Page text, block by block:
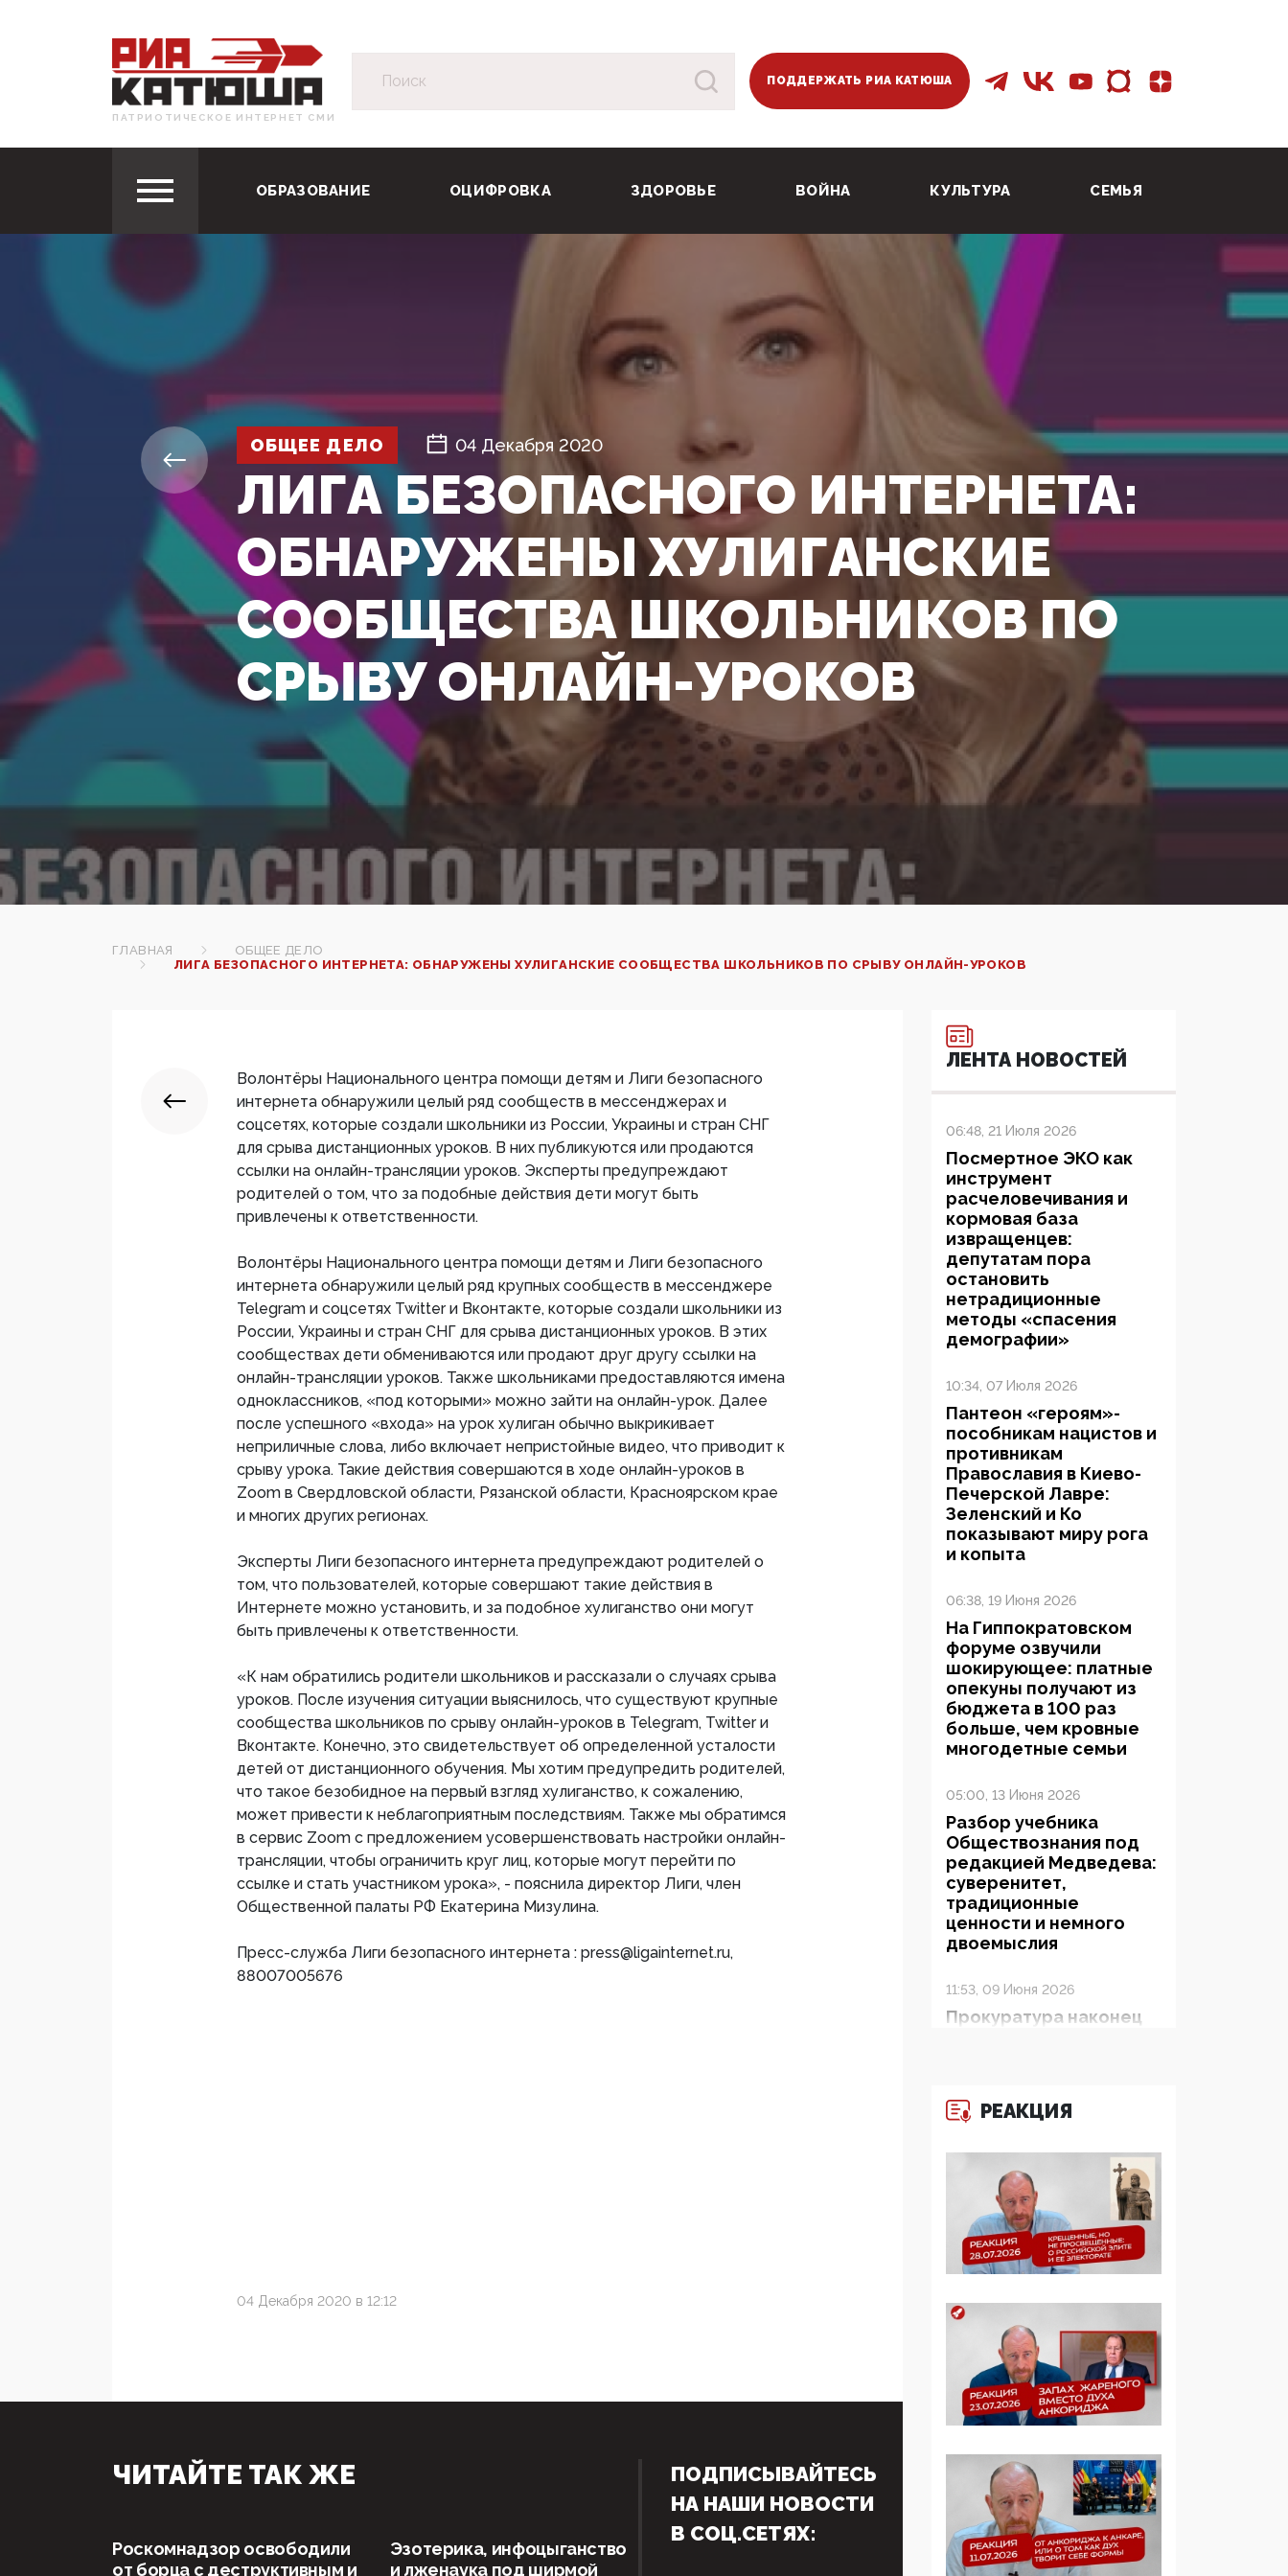
ПАТРИОТИЧЕСКОЕ ИНТЕРНЕТ СМИ
ПОДДЕРЖАТЬ РИА КАТЮША
ОБРАЗОВАНИЕ ОЦИФРОВКА ЗДОРОВЬЕ ВОЙНА КУЛЬТУРА СЕМЬЯ
ОБЩЕЕ ДЕЛО 04 Декабря 2020
ЛИГА БЕЗОПАСНОГО ИНТЕРНЕТА:
ОБНАРУЖЕНЫ ХУЛИГАНСКИЕ
СООБЩЕСТВА ШКОЛЬНИКОВ ПО
СРЫВУ ОНЛАЙН-УРОКОВ
ГЛАВНАЯ
ОБЩЕЕ ДЕЛО
ЛИГА БЕЗОПАСНОГО ИНТЕРНЕТА: ОБНАРУЖЕНЫ ХУЛИГАНСКИЕ СООБЩЕСТВА ШКОЛЬНИКОВ ПО СРЫВУ ОНЛАЙН-УРОКОВ
Волонтёры Национального центра помощи детям и Лиги безопасного
интернета обнаружили целый ряд сообществ в мессенджерах и
соцсетях, которые создали школьники из России, Украины и стран СНГ
для срыва дистанционных уроков. В них публикуются или продаются
ссылки на онлайн-трансляции уроков. Эксперты предупреждают
родителей о том, что за подобные действия дети могут быть
привлечены к ответственности.
Волонтёры Национального центра помощи детям и Лиги безопасного
интернета обнаружили целый ряд крупных сообществ в мессенджере
Telegram и соцсетях Twitter и Вконтакте, которые создали школьники из
России, Украины и стран СНГ для срыва дистанционных уроков. В этих
сообществах дети обмениваются или продают друг другу ссылки на
онлайн-трансляции уроков. Также школьниками предоставляются имена
одноклассников, «под которыми» можно зайти на онлайн-урок. Далее
после успешного «входа» на урок хулиган обычно выкрикивает
неприличные слова, либо включает непристойные видео, что приводит к
срыву урока. Такие действия совершаются в ходе онлайн-уроков в
Zoom в Свердловской области, Рязанской области, Красноярском крае
и многих других регионах.
Эксперты Лиги безопасного интернета предупреждают родителей о
том, что пользователей, которые совершают такие действия в
Интернете можно установить, и за подобное хулиганство они могут
быть привлечены к ответственности.
«К нам обратились родители школьников и рассказали о случаях срыва
уроков. После изучения ситуации выяснилось, что существуют крупные
сообщества школьников по срыву онлайн-уроков в Telegram, Twitter и
Вконтакте. Конечно, это свидетельствует об определенной усталости
детей от дистанционного обучения. Мы хотим предупредить родителей,
что такое безобидное на первый взгляд хулиганство, к сожалению,
может привести к неблагоприятным последствиям. Также мы обратимся
в сервис Zoom с предложением усовершенствовать настройки онлайн-
трансляции, чтобы ограничить круг лиц, которые могут перейти по
ссылке и стать участником урока», - пояснила директор Лиги, член
Общественной палаты РФ Екатерина Мизулина.
Пресс-служба Лиги безопасного интернета : press@ligainternet.ru,
88007005676
04 Декабря 2020 в 12:12
ЛЕНТА НОВОСТЕЙ
06:48, 21 Июля 2026
Посмертное ЭКО как
инструмент
расчеловечивания и
кормовая база
извращенцев:
депутатам пора
остановить
нетрадиционные
методы «спасения
демографии»
10:34, 07 Июля 2026
Пантеон «героям»-
пособникам нацистов и
противникам
Православия в Киево-
Печерской Лавре:
Зеленский и Ко
показывают миру рога
и копыта
06:38, 19 Июня 2026
На Гиппократовском
форуме озвучили
шокирующее: платные
опекуны получают из
бюджета в 100 раз
больше, чем кровные
многодетные семьи
05:00, 13 Июня 2026
Разбор учебника
Обществознания под
редакцией Медведева:
суверенитет,
традиционные
ценности и немного
двоемыслия
11:53, 09 Июня 2026
Прокуратура наконец
ЮНЕСКО в России, но
цифроглобалисты
определять повестку в
образовании
09:43, 01 Июня 2026
5G за счет здоровья
граждан: Минцифры
регионов и
муниципалитетов право
защищать жилые дома
и социальные объекты
от ЭМИ
Роскомнадзор
освободили от борца с
деструктивным и
опасным контентом
РЕАКЦИЯ
ЧИТАЙТЕ ТАК ЖЕ
Роскомнадзор освободили
от борца с деструктивным и
Эзотерика, инфоцыганство
и лженаука под ширмой
ПОДПИСЫВАЙТЕСЬ
НА НАШИ НОВОСТИ
В СОЦ.СЕТЯХ: